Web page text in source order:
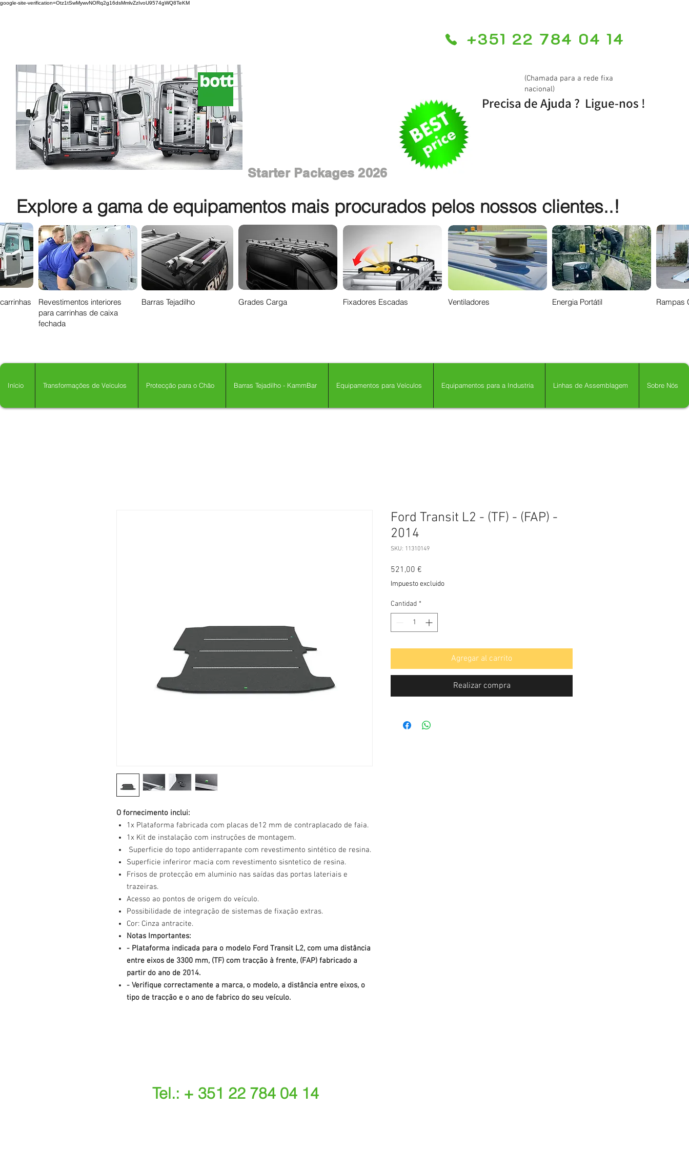
google-site-verification=Otz1tSwMywvNORq2g16dsMmlvZzIvoU9574gWQ8TeKM
+351 22 784 04 14
Starter Packages 2026
(Chamada para a rede fixa
nacional)
Precisa de Ajuda ? Ligue-nos !
Explore a gama de equipamentos mais procurados pelos nossos clientes..!
Revestimentos interiores
para carrinhas de caixa
fechada
Barras Tejadilho Grades Carga Fixadores Escadas Ventiladores Energia Portátil Rampas
Início Transformações de Veículos Protecção para o Chão Barras Tejadilho - KammBar Equipamentos para Veículos Equipamentos para a Industria Linhas de Assemblagem Sobre Nós
O fornecimento inclui:
1x Plataforma fabricada com placas de12 mm de contraplacado de faia.
1x Kit de instalação com instruções de montagem.
Superficie do topo antiderrapante com revestimento sintético de resina.
Superficie inferiror macia com revestimento sisntetico de resina.
Frisos de protecção em aluminio nas saídas das portas lateriais e
trazeiras.
Acesso ao pontos de origem do veículo.
Possibilidade de integração de sistemas de fixação extras.
Cor: Cinza antracite.
Notas Importantes:
- Plataforma indicada para o modelo Ford Transit L2, com uma distância
entre eixos de 3300 mm, (TF) com tracção à frente, (FAP) fabricado a
partir do ano de 2014.
- Verifique correctamente a marca, o modelo, a distância entre eixos, o
tipo de tracção e o ano de fabrico do seu veículo.
Ford Transit L2 - (TF) - (FAP) -
2014
SKU: 11310149
521,00 €
Impuesto excluido
Cantidad *
Agregar al carrito
Realizar compra
Tel.: + 351 22 784 04 14